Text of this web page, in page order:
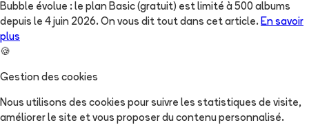
Bubble évolue : le plan Basic (gratuit) est limité à 500 albums
depuis le 4 juin 2026. On vous dit tout dans cet article. En savoir
plus
🍪
Gestion des cookies
Nous utilisons des cookies pour suivre les statistiques de visite,
améliorer le site et vous proposer du contenu personnalisé.